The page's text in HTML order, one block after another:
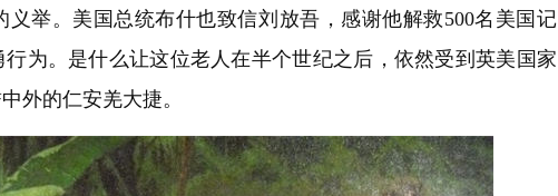
举。美国总统布什也致信刘放吾，感谢他解救500名美国记
为。是什么让这位老人在半个世纪之后，依然受到英美国家
外的仁安羌大捷。